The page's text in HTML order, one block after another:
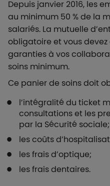
Depuis janvier 2016, les
au minimum 50 % de la
salariés. La mutuelle
obligatoire et vous
garanties à vos
soins minimum.
Ce panier de soins doit
l’intégralité du ticket
consultations et les
par la Sécurité sociale;
les coûts
les frais d’optique;
les frais dentaires.